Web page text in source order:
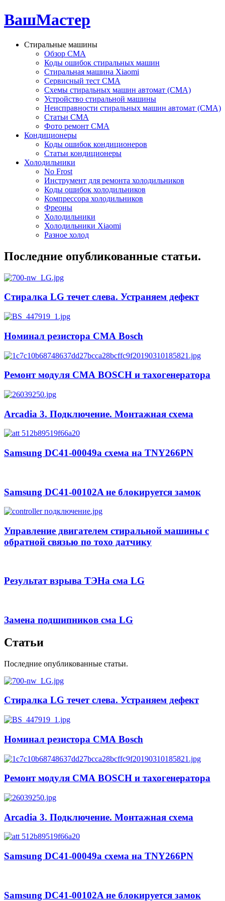
ВашМастер
Стиральные машины
Обзор СМА
Коды ошибок стиральных машин
Стиральная машина Xiaomi
Сервисный тест СМА
Схемы стиральных машин автомат (СМА)
Устройство стиральной машины
Неисправности стиральных машин автомат (СМА)
Статьи СМА
Фото ремонт СМА
Кондиционеры
Коды ошибок кондиционеров
Статьи кондиционеры
Холодильники
No Frost
Инструмент для ремонта холодильников
Коды ошибок холодильников
Компрессора холодильников
Фреоны
Холодильники
Холодильники Xiaomi
Разное холод
Последние опубликованные статьи.
Стиралка LG течет слева. Устраняем дефект
Номинал резистора СМА Bosch
Ремонт модуля СМА BOSCH и тахогенератора
Arcadia 3. Подключение. Монтажная схема
Samsung DC41-00049a схема на TNY266PN
Samsung DC41-00102A не блокируется замок
Управление двигателем стиральной машины с
обратной связью по тохо датчику
Результат взрыва ТЭНа сма LG
Замена подшипников сма LG
Статьи
Последние опубликованные статьи.
Стиралка LG течет слева. Устраняем дефект
Номинал резистора СМА Bosch
Ремонт модуля СМА BOSCH и тахогенератора
Arcadia 3. Подключение. Монтажная схема
Samsung DC41-00049a схема на TNY266PN
Samsung DC41-00102A не блокируется замок